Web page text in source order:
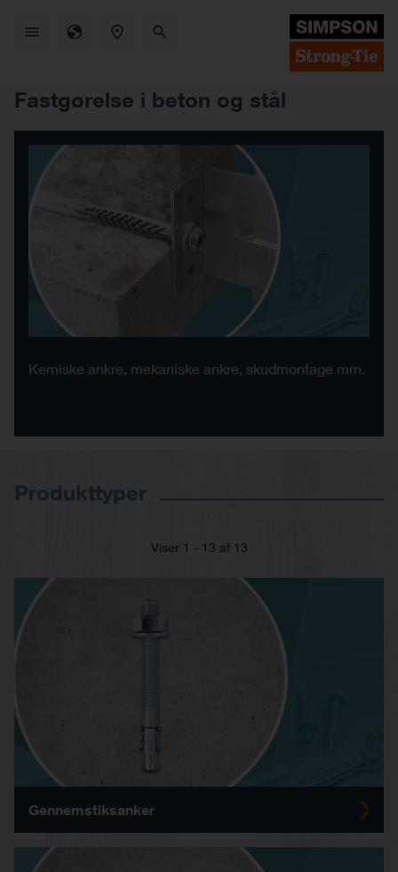
Fastgørelse i beton og stål
Kemiske ankre, mekaniske ankre, skudmontage mm.
Produkttyper
Viser 1 - 13 af 13
Gennemstiksanker